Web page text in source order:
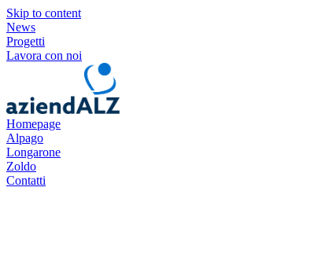
Skip to content
News
Progetti
Lavora con noi
Homepage
Alpago
Longarone
Zoldo
Contatti